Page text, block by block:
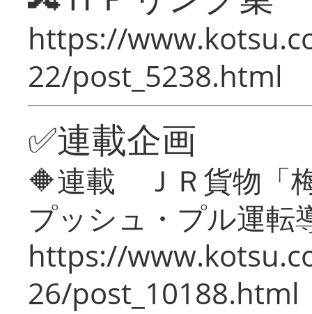
https://
22/post_5238.html
✅連載企画
🔶連載 ＪＲ貨物「
プッシュ・プル運転
https://
26/post_10188.html